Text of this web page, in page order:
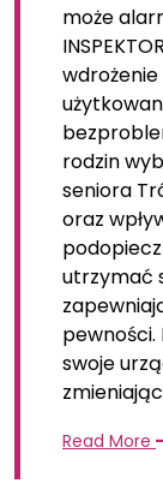
może
rodzin
seniora
oraz
utrzymać
pewności.
swoje
Read More